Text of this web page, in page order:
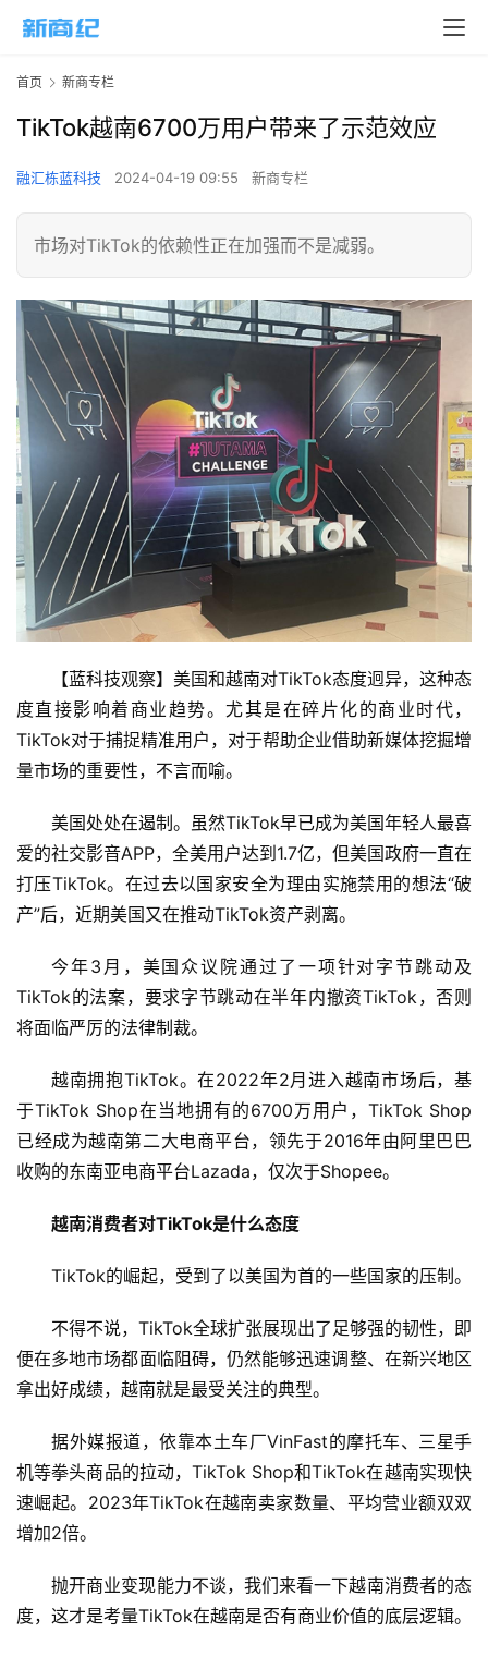
首页 新商专栏
TikTok越南6700万用户带来了示范效应
融汇栋蓝科技 2024-04-19 09:55 新商专栏
市场对TikTok的依赖性正在加强而不是减弱。
【蓝科技观察】美国和越南对TikTok态度迥异，这种态
度直接影响着商业趋势。尤其是在碎片化的商业时代，
TikTok对于捕捉精准用户，对于帮助企业借助新媒体挖掘增
量市场的重要性，不言而喻。
美国处处在遏制。虽然TikTok早已成为美国年轻人最喜
爱的社交影音APP，全美用户达到1.7亿，但美国政府一直在
打压TikTok。在过去以国家安全为理由实施禁用的想法“破
产”后，近期美国又在推动TikTok资产剥离。
今年3月，美国众议院通过了一项针对字节跳动及
TikTok的法案，要求字节跳动在半年内撤资TikTok，否则
将面临严厉的法律制裁。
越南拥抱TikTok。在2022年2月进入越南市场后，基
于TikTok Shop在当地拥有的6700万用户，TikTok Shop
已经成为越南第二大电商平台，领先于2016年由阿里巴巴
收购的东南亚电商平台Lazada，仅次于Shopee。
越南消费者对TikTok是什么态度
TikTok的崛起，受到了以美国为首的一些国家的压制。
不得不说，TikTok全球扩张展现出了足够强的韧性，即
便在多地市场都面临阻碍，仍然能够迅速调整、在新兴地区
拿出好成绩，越南就是最受关注的典型。
据外媒报道，依靠本土车厂VinFast的摩托车、三星手
机等拳头商品的拉动，TikTok Shop和TikTok在越南实现快
速崛起。2023年TikTok在越南卖家数量、平均营业额双双
增加2倍。
抛开商业变现能力不谈，我们来看一下越南消费者的态
度，这才是考量TikTok在越南是否有商业价值的底层逻辑。